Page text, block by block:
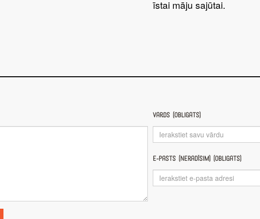
īstai māju sajūtai.
Vārds (obligāts)
E-pasts (nerādīsim) (obligāts)